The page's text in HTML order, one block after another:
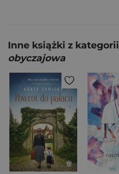
Inne książki z kategorii
obyczajowa